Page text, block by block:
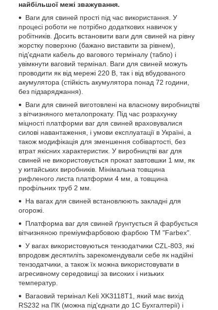
найбільшої межі зважування.
Ваги для свиней прості під час використання. У
процесі роботи не потрібно додаткових навичок у
робітників. Досить встановити ваги для свиней на рівну
жорстку поверхню (бажано виставити за рівнем),
під'єднати кабель до вагового терміналу (табло) і
увімкнути ваговий термінал. Ваги для свиней можуть
проводити як від мережі 220 В, так і від вбудованого
акумулятора (стійкість акумулятора понад 72 години,
без підзаряджання).
Ваги для свиней виготовлені на власному виробництві
з вітчизняного металопрокату. Під час розрахунку
міцності платформи ваг для свиней враховувалися
силові навантаження, і умови експлуатації в Україні, а
також модифікація для зменшення собівартості, без
втрат якісних характеристик. У виробництві ваг для
свиней не використовується прокат завтовшки 1 мм, як
у китайських виробників. Мінімальна товщина
рифленого листа платформи 4 мм, а товщина
профільних труб 2 мм.
На вагах для свиней встановлюють закладні для
огорожі.
Платформа ваг для свиней ґрунтується й фарбується
вітчизняною преміумфарбовою фарбою ТМ "Farbex".
У вагах використовуються тензодатчики CZL-803, які
впродовж десятиліть зарекомендували себе як надійні
тензодатчики, а також їх можна використовувати в
агресивному середовищі за високих і низьких
температур.
Вагаовий термінал Keli XK3118T1, який має вихід
RS232 на ПК (можна під'єднати до 1С Бухгалтерії) і